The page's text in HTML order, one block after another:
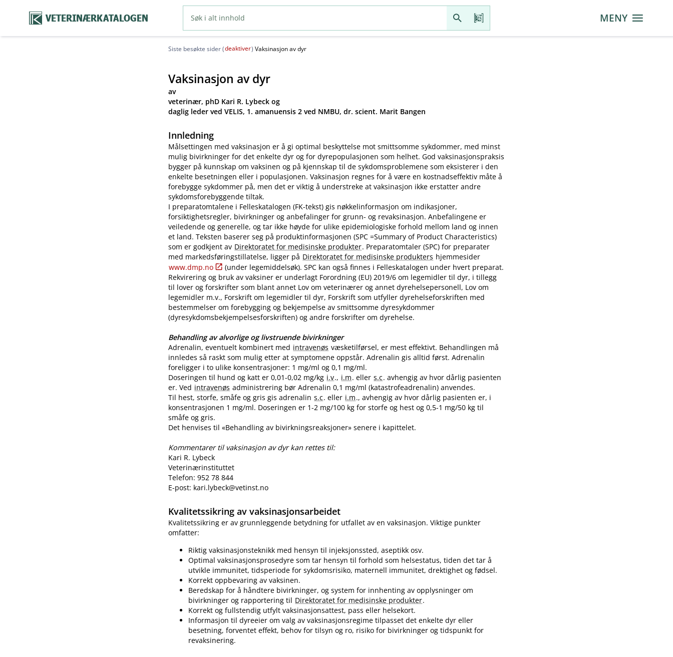
VETERINÆRKATALOGEN MENY
Siste besøkte sider (deaktiver) Vaksinasjon av dyr
Vaksinasjon av dyr
av
veterinær, phD Kari R. Lybeck og
daglig leder ved VELIS, 1. amanuensis 2 ved NMBU, dr. scient. Marit Bangen
Innledning
Målsettingen med vaksinasjon er å gi optimal beskyttelse mot smittsomme sykdommer, med minst
mulig bivirkninger for det enkelte dyr og for dyrepopulasjonen som helhet. God vaksinasjonspraksis
bygger på kunnskap om vaksinen og på kjennskap til de sykdomsproblemene som eksisterer i den
enkelte besetningen eller i populasjonen. Vaksinasjon regnes for å være en kostnadseffektiv måte å
forebygge sykdommer på, men det er viktig å understreke at vaksinasjon ikke erstatter andre
sykdomsforebyggende tiltak.
I preparatomtalene i Felleskatalogen (FK-tekst) gis nøkkelinformasjon om indikasjoner,
forsiktighetsregler, bivirkninger og anbefalinger for grunn- og revaksinasjon. Anbefalingene er
veiledende og generelle, og tar ikke høyde for ulike epidemiologiske forhold mellom land og innen
et land. Teksten baserer seg på produktinformasjonen (SPC =Summary of Product Characteristics)
som er godkjent av Direktoratet for medisinske produkter. Preparatomtaler (SPC) for preparater
med markedsføringstillatelse, ligger på Direktoratet for medisinske produkters hjemmesider
www.dmp.no
(under legemiddelsøk). SPC kan også finnes i Felleskatalogen under hvert preparat.
Rekvirering og bruk av vaksiner er underlagt Forordning (EU) 2019/6 om legemidler til dyr, i tillegg
til lover og forskrifter som blant annet Lov om veterinærer og annet dyrehelsepersonell, Lov om
legemidler m.v., Forskrift om legemidler til dyr, Forskrift som utfyller dyrehelseforskriften med
bestemmelser om forebygging og bekjempelse av smittsomme dyresykdommer
(dyresykdomsbekjempelsesforskriften) og andre forskrifter om dyrehelse.
Behandling av alvorlige og livstruende bivirkninger
Adrenalin, eventuelt kombinert med intravenøs væsketilførsel, er mest effektivt. Behandlingen må
innledes så raskt som mulig etter at symptomene oppstår. Adrenalin gis alltid først. Adrenalin
foreligger i to ulike konsentrasjoner: 1 mg/ml og 0,1 mg​/​ml.
Doseringen til hund og katt er 0,01-0,02 mg/kg i.v., i.m. eller s.c. avhengig av hvor dårlig pasienten
er. Ved intravenøs administrering bør Adrenalin 0,1 mg/ml (katastrofeadrenalin) anvendes.
Til hest, storfe, småfe og gris gis adrenalin s.c. eller i.m., avhengig av hvor dårlig pasienten er, i
konsentrasjonen 1 mg​/​ml. Doseringen er 1-2 mg/100 kg for storfe og hest og 0,5-1 mg/50 kg til
småfe og gris.
Det henvises til «Behandling av bivirkningsreaksjoner» senere i kapittelet.
Kommentarer til vaksinasjon av dyr kan rettes til:
Kari R. Lybeck
Veterinærinstituttet
Telefon: 952 78 844
E-post: kari.lybeck@vetinst.no
Kvalitetssikring av vaksinasjonsarbeidet
Kvalitetssikring er av grunnleggende betydning for utfallet av en vaksinasjon. Viktige punkter
omfatter:
Riktig vaksinasjonsteknikk med hensyn til injeksjonssted, aseptikk osv.
Optimal vaksinasjonsprosedyre som tar hensyn til forhold som helsestatus, tiden det tar å
utvikle immunitet, tidsperiode for sykdomsrisiko, maternell immunitet, drektighet og fødsel.
Korrekt oppbevaring av vaksinen.
Beredskap for å håndtere bivirkninger, og system for innhenting av opplysninger om
bivirkninger og rapportering til Direktoratet for medisinske produkter.
Korrekt og fullstendig utfylt vaksinasjonsattest, pass eller helsekort.
Informasjon til dyreeier om valg av vaksinasjonsregime tilpasset det enkelte dyr eller
besetning, forventet effekt, behov for tilsyn og ro, risiko for bivirkninger og tidspunkt for
revaksinering.